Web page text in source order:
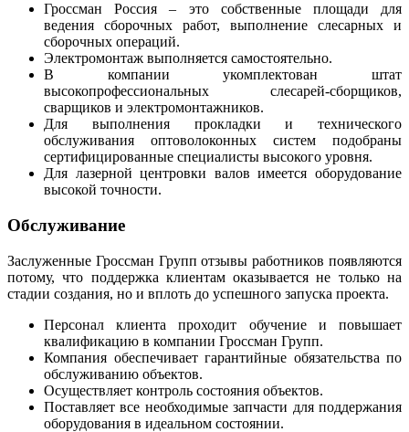
Гроссман Россия – это собственные площади для
ведения сборочных работ, выполнение слесарных и
сборочных операций.
Электромонтаж выполняется самостоятельно.
В компании укомплектован штат
высокопрофессиональных слесарей-сборщиков,
сварщиков и электромонтажников.
Для выполнения прокладки и технического
обслуживания оптоволоконных систем подобраны
сертифицированные специалисты высокого уровня.
Для лазерной центровки валов имеется оборудование
высокой точности.
Обслуживание
Заслуженные Гроссман Групп отзывы работников появляются
потому, что поддержка клиентам оказывается не только на
стадии создания, но и вплоть до успешного запуска проекта.
Персонал клиента проходит обучение и повышает
квалификацию в компании Гроссман Групп.
Компания обеспечивает гарантийные обязательства по
обслуживанию объектов.
Осуществляет контроль состояния объектов.
Поставляет все необходимые запчасти для поддержания
оборудования в идеальном состоянии.